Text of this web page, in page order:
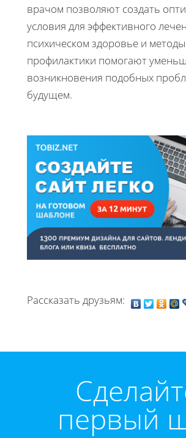
врачом позволяют создать
условия для эффективного
психическом здоровье и методы
профилактики помогают
возникновения подобных
будущем.
Рассказать друзьям:
первый